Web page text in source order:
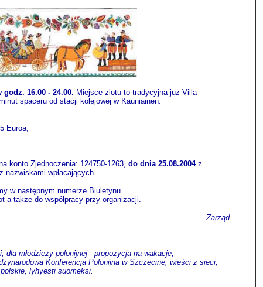
godz. 16.00 - 24.00. Miejsce zlotu to tradycyjna już Villa
spaceru od stacji kolejowej w Kauniainen.
Euroa,
konto Zjednoczenia: 124750-1263, do dnia 25.08.2004z
nazwiskami wpłacających.
w następnym numerze Biuletynu.
a także do współpracy przy organizacji.
Zarząd
dla młodzieży polonijnej - propozycja na wakacje,
Konferencja Polonijna w Szczecine, wieści z sieci,
lyhyesti suomeksi.